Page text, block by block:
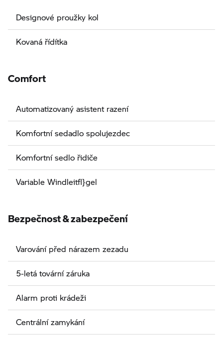
Designové proužky kol
Kovaná řídítka
Comfort
Automatizovaný asistent razení
Komfortní sedadlo spolujezdec
Komfortní sedlo řidiče
Variable Windleitfl}gel
Bezpečnost & zabezpečení
Varování před nárazem zezadu
5-letá tovární záruka
Alarm proti krádeži
Centrální zamykání